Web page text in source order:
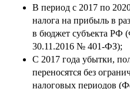
В период с 2017 по
налога на прибыль в
в бюджет субъекта РФ
30.11.2016 № 401-ФЗ);
С 2017 года убытки,
переносятся без
налоговых периодов